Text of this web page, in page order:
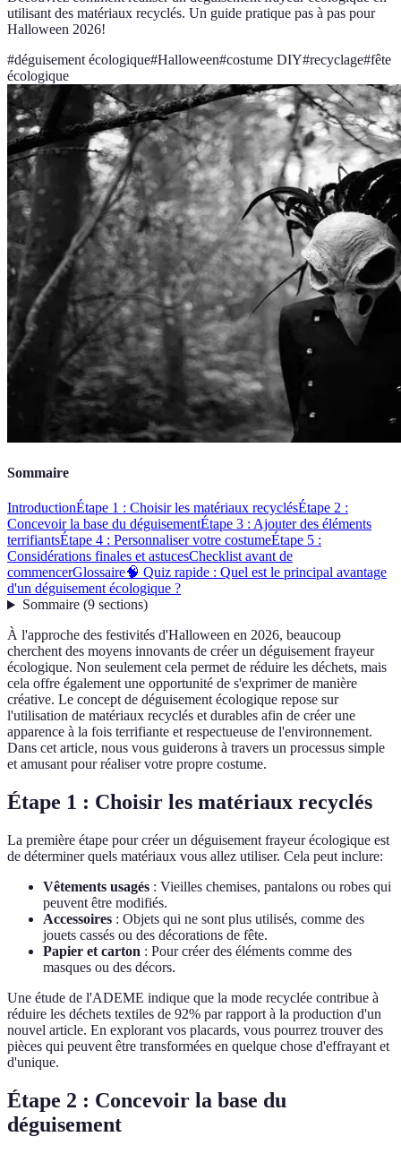
utilisant des matériaux recyclés. Un guide pratique pas à pas pour
Halloween 2026!
#déguisement écologique#Halloween#costume DIY#recyclage#fête
écologique
Sommaire
IntroductionÉtape 1 : Choisir les matériaux recyclésÉtape 2 :
Concevoir la base du déguisementÉtape 3 : Ajouter des éléments
terrifiantsÉtape 4 : Personnaliser votre costumeÉtape 5 :
Considérations finales et astucesChecklist avant de
commencerGlossaire🧠 Quiz rapide : Quel est le principal avantage
d'un déguisement écologique ?
Sommaire(9 sections)
À l'approche des festivités d'Halloween en 2026, beaucoup
cherchent des moyens innovants de créer un déguisement frayeur
écologique. Non seulement cela permet de réduire les déchets, mais
cela offre également une opportunité de s'exprimer de manière
créative. Le concept de déguisement écologique repose sur
l'utilisation de matériaux recyclés et durables afin de créer une
apparence à la fois terrifiante et respectueuse de l'environnement.
Dans cet article, nous vous guiderons à travers un processus simple
et amusant pour réaliser votre propre costume.
Étape 1 : Choisir les matériaux recyclés
La première étape pour créer un déguisement frayeur écologique est
de déterminer quels matériaux vous allez utiliser. Cela peut inclure:
Vêtements usagés : Vieilles chemises, pantalons ou robes qui
peuvent être modifiés.
Accessoires : Objets qui ne sont plus utilisés, comme des
jouets cassés ou des décorations de fête.
Papier et carton : Pour créer des éléments comme des
masques ou des décors.
Une étude de l'ADEME indique que la mode recyclée contribue à
réduire les déchets textiles de 92% par rapport à la production d'un
nouvel article. En explorant vos placards, vous pourrez trouver des
pièces qui peuvent être transformées en quelque chose d'effrayant et
d'unique.
Étape 2 : Concevoir la base du
déguisement